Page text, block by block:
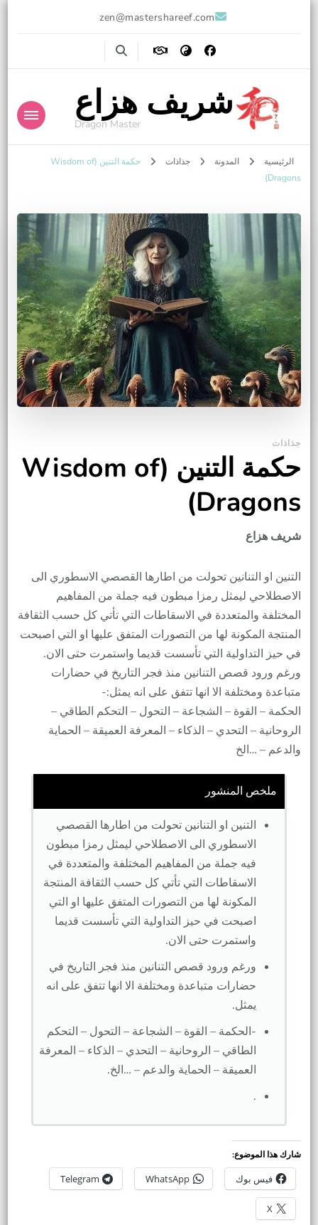
zen@mastershareef.com
شريف هزاع
Dragon Master
الرئيسية المدونة جذاذات
حكمة التنين (Wisdom of
Dragons)
جذاذات
حكمة التنين (Wisdom of
Dragons)
شريف هزاع
التنين او التنانين تحولت من اطارها القصصي الاسطوري الى
الاصطلاحي ليمثل رمزا مبطون فيه جملة من المفاهيم
المختلفة والمتعددة في الاسقاطات التي تأتي كل حسب الثقافة
المنتجة المكونة لها من التصورات المتفق عليها او التي اصبحت
في حيز التداولية التي تأسست قديما واستمرت حتى الان.
ورغم ورود قصص التنانين منذ فجر التاريخ في حضارات
متباعدة ومختلفة الا انها تتفق على انه يمثل:-
الحكمة – القوة – الشجاعة – التحول – التحكم الطاقي –
الروحانية – التحدي – الذكاء – المعرفة العميقة – الحماية
والدعم – …الخ
ملخص المنشور
التنين او التنانين تحولت من اطارها القصصي
الاسطوري الى الاصطلاحي ليمثل رمزا مبطون
فيه جملة من المفاهيم المختلفة والمتعددة في
الاسقاطات التي تأتي كل حسب الثقافة المنتجة
المكونة لها من التصورات المتفق عليها او التي
اصبحت في حيز التداولية التي تأسست قديما
واستمرت حتى الان.
ورغم ورود قصص التنانين منذ فجر التاريخ في
حضارات متباعدة ومختلفة الا انها تتفق على انه
يمثل.
-الحكمة – القوة – الشجاعة – التحول – التحكم
الطاقي – الروحانية – التحدي – الذكاء – المعرفة
العميقة – الحماية والدعم – …الخ.
.
شارك هذا الموضوع:
فيس بوك WhatsApp
Telegram
X